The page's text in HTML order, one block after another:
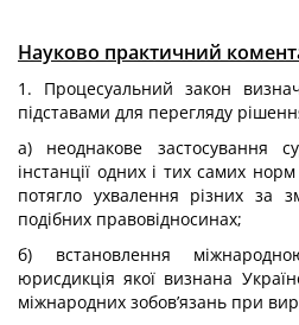
Науково практичний
1. Процесуальний закон
підставами для перегляду
а) неоднакове застосування
інстанції одних і тих самих
потягло ухвалення різних за
подібних правовідносинах;
б) встановлення
юрисдикція якої визнана
міжнародних зобов’язань при